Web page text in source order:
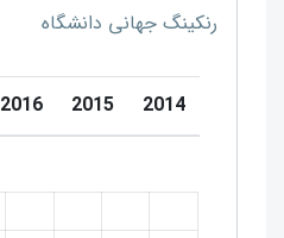
رنکینگ جهانی دانشگاه
2014
2015
2016